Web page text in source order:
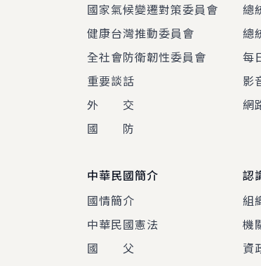
國家氣候變遷對策委員會
健康台灣推動委員會
全社會防衛韌性委員會
重要談話
外 交
國 防
總
總
每
影
網
中華民國簡介
國情簡介
中華民國憲法
國 父
認
組
機
資